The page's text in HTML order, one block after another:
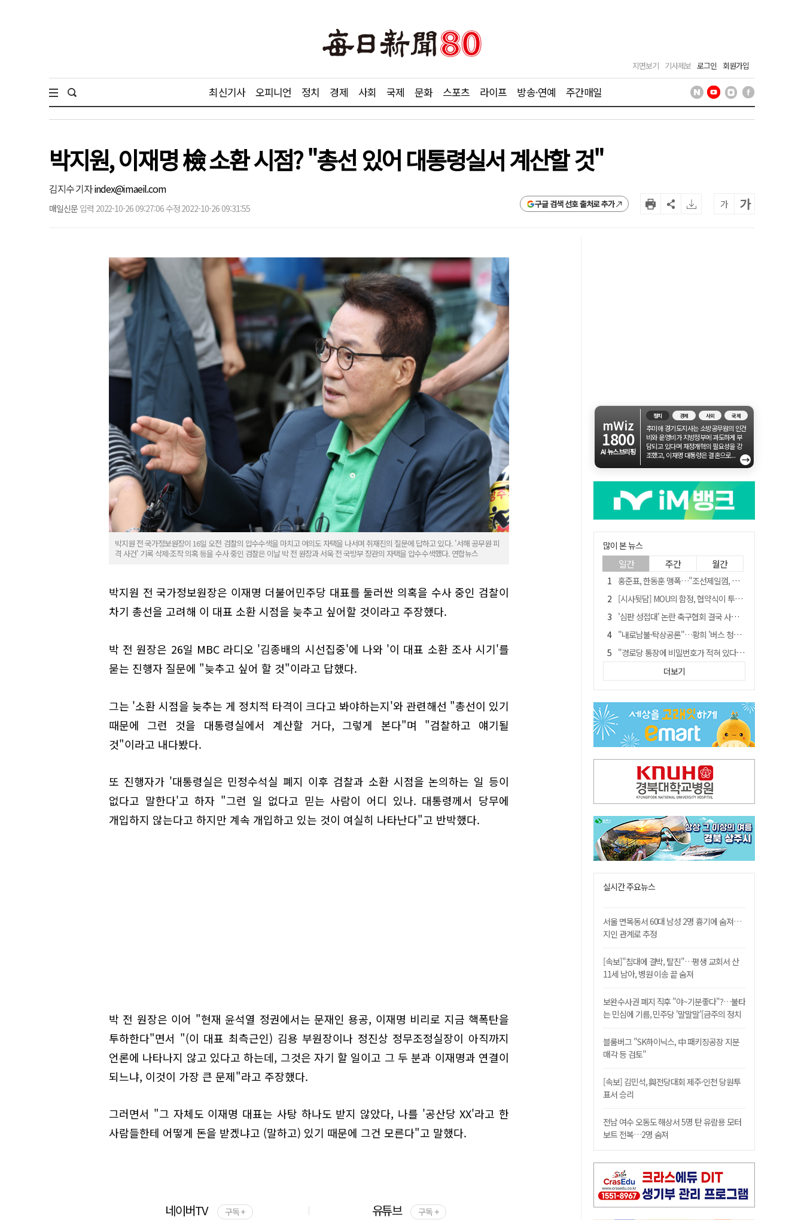
지면보기 기사제보 로그인 회원가입
최신기사 오피니언 정치 경제 사회 국제 문화 스포츠 라이프 방송·연예 주간매일
박지원, 이재명 檢 소환 시점? "총선 있어 대통령실서 계산할 것"
김지수 기자index@imaeil.com
매일신문 입력 2022-10-26 09:27:06 수정 2022-10-26 09:31:55 구글 검색 선호 출처로 추가 가 가
박지원 전 국가정보원장이 16일 오전 검찰의 압수수색을 마치고 여의도 자택을 나서며 취재진의 질문에 답하고 있다. '서해 공무원 피
격 사건' 기록 삭제·조작 의혹 등을 수사 중인 검찰은 이날 박 전 원장과 서욱 전 국방부 장관의 자택을 압수수색했다. 연합뉴스
박지원 전 국가정보원장은 이재명 더불어민주당 대표를 둘러싼 의혹을 수사 중인 검찰이
차기 총선을 고려해 이 대표 소환 시점을 늦추고 싶어할 것이라고 주장했다.
박 전 원장은 26일 MBC 라디오 '김종배의 시선집중'에 나와 '이 대표 소환 조사 시기'를
묻는 진행자 질문에 "늦추고 싶어 할 것"이라고 답했다.
그는 '소환 시점을 늦추는 게 정치적 타격이 크다고 봐야하는지'와 관련해선 "총선이 있기
때문에 그런 것을 대통령실에서 계산할 거다, 그렇게 본다"며 "검찰하고 얘기될
것"이라고 내다봤다.
또 진행자가 '대통령실은 민정수석실 폐지 이후 검찰과 소환 시점을 논의하는 일 등이
없다고 말한다'고 하자 "그런 일 없다고 믿는 사람이 어디 있나. 대통령께서 당무에
개입하지 않는다고 하지만 계속 개입하고 있는 것이 여실히 나타난다"고 반박했다.
박 전 원장은 이어 "현재 윤석열 정권에서는 문재인 용공, 이재명 비리로 지금 핵폭탄을
투하한다"면서 "(이 대표 최측근인) 김용 부원장이나 정진상 정무조정실장이 아직까지
언론에 나타나지 않고 있다고 하는데, 그것은 자기 할 일이고 그 두 분과 이재명과 연결이
되느냐, 이것이 가장 큰 문제"라고 주장했다.
그러면서 "그 자체도 이재명 대표는 사탕 하나도 받지 않았다, 나를 '공산당 XX'라고 한
사람들한테 어떻게 돈을 받겠냐고 (말하고) 있기 때문에 그건 모른다"고 말했다.
네이버TV 구독 + 유튜브 구독 +
mWiz
1800
AI 뉴스브리핑
정치 경제 사회 국제
추미애 경기도지사는 소방공무원의 인건
비와 운영비가 지방정부에 과도하게 부
담되고 있다며 재정개혁의 필요성을 강
조했고, 이재명 대통령은 결혼으로...
→
많이 본 뉴스
일간 주간 월간
홍준표, 한동훈 맹폭…"조선제일껌, 권력에 살고 권력에 죽었다"
[시사뒷담] MOU의 함정, 협약식이 투자 확정은 아니긴 해
'심판 성접대' 논란 축구협회 결국 사과…"깊이 반성, 쇄신하겠다"
"내로남불·탁상공론"…황희 '버스 청년주택' 제안에 與 내부서도 쓴소리
"경로당 통장에 비밀번호가 적혀 있다"…전국 돌며 경로당 13곳 턴 30대 구속
예안향교 대성전, '국가지정 보물로 지정'
"침대에 결박, 탈진"…평생 교회서 산 11세 남아, 병원 이송 끝 숨져
김민석, 與전당대회 제주·인천 당원투표서 승리…누적 득표는 '초박빙'
[금주의 이슈] 하늘의 외계인, 바다의 귀향자…영화 '호프'와 '오디세이'
더보기
실시간 주요뉴스
서울 면목동서 60대 남성 2명 흉기에 숨져…
지인 관계로 추정
[속보]"침대에 결박, 탈진"…평생 교회서 산
11세 남아, 병원 이송 끝 숨져
보완수사권 폐지 직후 "야~기분좋다"?…불타
는 민심에 기름, 민주당 '말말말'[금주의 정치
블룸버그 "SK하이닉스, 中 패키징공장 지분
매각 등 검토"
[속보] 김민석, 與전당대회 제주·인천 당원투
표서 승리
전남 여수 오동도 해상서 5명 탄 유람용 모터
보트 전복…2명 숨져